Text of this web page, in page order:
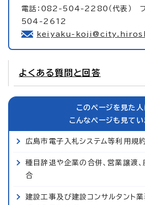
電話：082-504-2280（代表） フ
504-2612
keiyaku-
よくある質問と回答
このページを見た人
こんなページも見てい
広島市電子入札システム等利用規約
種目辞退や企業の合併、営業譲渡
合
建設工事及び建設コンサルタント